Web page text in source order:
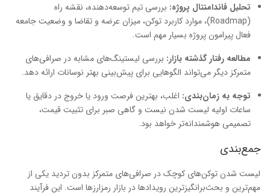
تحلیل فاندامنتال پروژه: بررسی تیم توسعه‌دهنده، نقشه راه
(Roadmap)، موارد کاربرد توکن، میزان عرضه و تقاضا و وضعیت جامعه
فعال پیرامون پروژه بسیار مهم است.
مطالعه رفتار گذشته بازار: بررسی لیستینگ‌های مشابه در صرافی‌های
متمرکز دیگر می‌تواند الگوهایی برای پیش‌بینی بهتر نوسانات ارائه دهد.
توجه به زمان‌بندی: اغلب، بهترین فرصت ورود یا خروج در دقایق یا
ساعات اولیه لیست شدن نیست و گاهی صبر برای تثبیت قیمت،
تصمیمی هوشمندانه‌تر خواهد بود.
جمع‌بندی
لیست شدن توکن‌های کوچک در صرافی‌های متمرکز بدون تردید یکی از
مهم‌ترین و بحث‌برانگیزترین رویدادها در بازار رمزارزها است. این فرآیند